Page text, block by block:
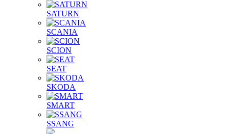
SATURN
SCANIA
SCION
SEAT
SKODA
SMART
SSANG